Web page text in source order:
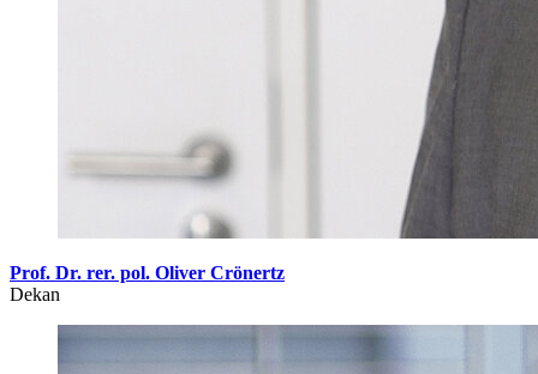
Prof. Dr. rer. pol. Oliver Crönertz
Dekan